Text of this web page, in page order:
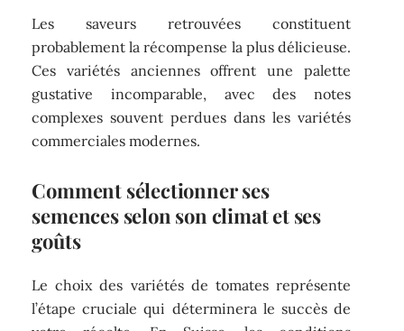
Les saveurs retrouvées constituent
probablement la récompense la plus délicieuse.
Ces variétés anciennes offrent une palette
gustative incomparable, avec des notes
complexes souvent perdues dans les variétés
commerciales modernes.
Comment sélectionner ses
semences selon son climat et ses
goûts
Le choix des variétés de tomates représente
l’étape cruciale qui déterminera le succès de